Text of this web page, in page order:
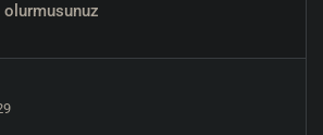
olurmusunuz